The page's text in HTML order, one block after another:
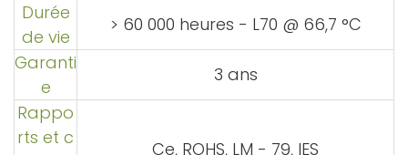
Durée
de vie
> 60 000 heures - L70 @ 66,7 °C
Garanti
e
3 ans
Rappo
rts et c
Ce, ROHS, LM - 79, IES